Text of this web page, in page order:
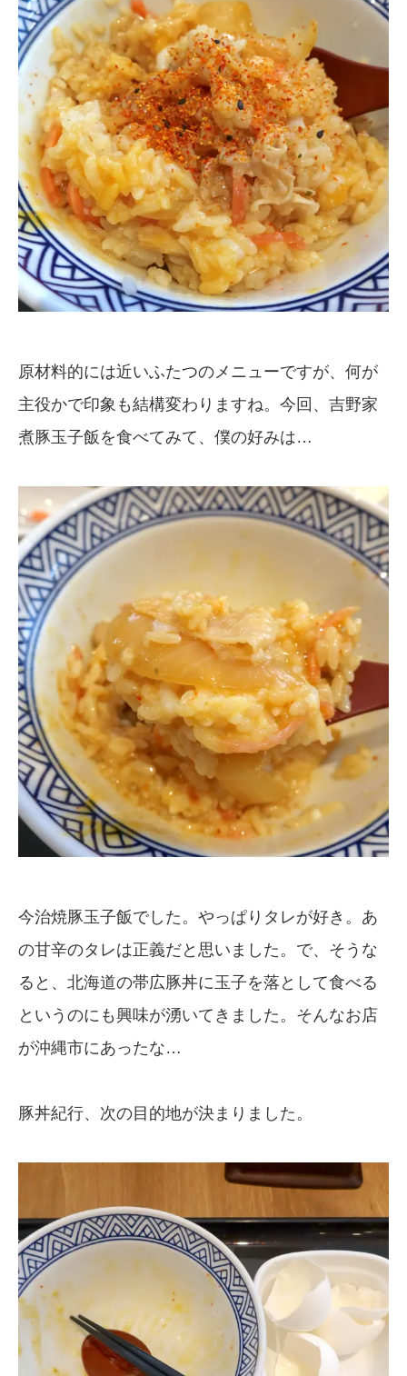
原材料的には近いふたつのメニューですが、何が
主役かで印象も結構変わりますね。今回、吉野家
煮豚玉子飯を食べてみて、僕の好みは…
今治焼豚玉子飯でした。やっぱりタレが好き。あ
の甘辛のタレは正義だと思いました。で、そうな
ると、北海道の帯広豚丼に玉子を落として食べる
というのにも興味が湧いてきました。そんなお店
が沖縄市にあったな…
豚丼紀行、次の目的地が決まりました。